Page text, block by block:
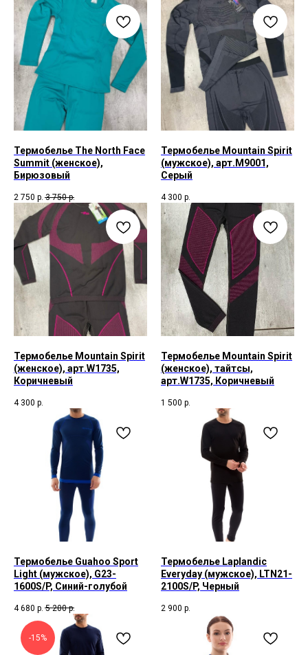
Термобелье The North Face
Summit (женское),
Бирюзовый
2 750 р. 3 750 р.
Термобелье Mountain Spirit
(мужское), арт.M9001,
Серый
4 300 р.
Термобелье Mountain Spirit
(женское), арт.W1735,
Коричневый
4 300 р.
Термобелье Mountain Spirit
(женское), тайтсы,
арт.W1735, Коричневый
1 500 р.
Термобелье Guahoo Sport
Light (мужское), G23-
1600S/P, Синий-голубой
4 680 р. 5 200 р.
Термобелье Laplandic
Everyday (мужское), LTN21-
2100S/P, Черный
2 900 р.
-15%